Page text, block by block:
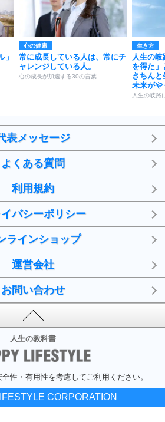
」
心の健康
常に成長している人は、常にチ
ャレンジしている人。
心の成長が加速する30の言葉
生き方
人生の
を得た」
きちん
未来がや
人生の岐路
表メッセージ
よくある質問
利用規約
バシーポリシー
ラインショップ
運営会社
お問い合わせ
人生の教科書
性・有用性を考慮してご利用ください。
CORPORATION